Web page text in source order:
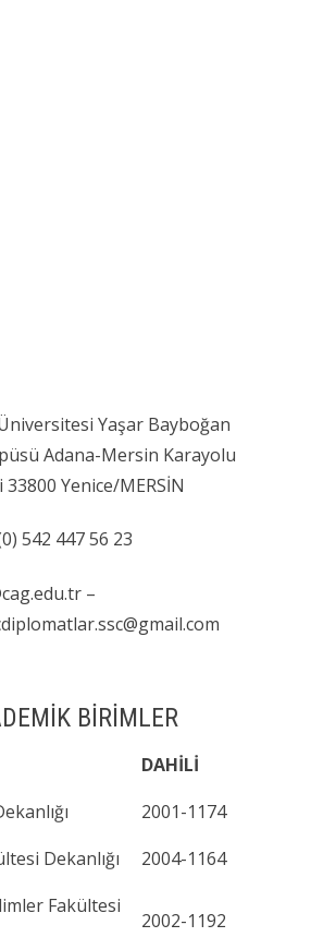
Yaşar Bayboğan
Adana-Mersin Karayolu
33800 Yenice/MERSİN
542 447 56 23
–
BİRİMLER
DAHİLİ
2001-1174
Dekanlığı
2004-1164
Fakültesi
2002-1192